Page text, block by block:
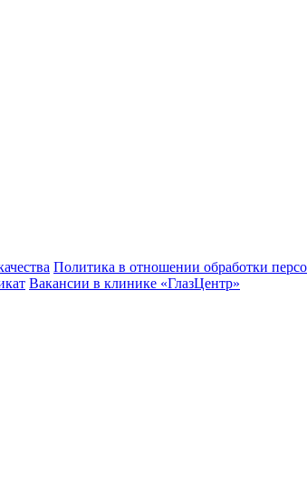
Политика в отношении обработки
Вакансии в клинике «ГлазЦентр»